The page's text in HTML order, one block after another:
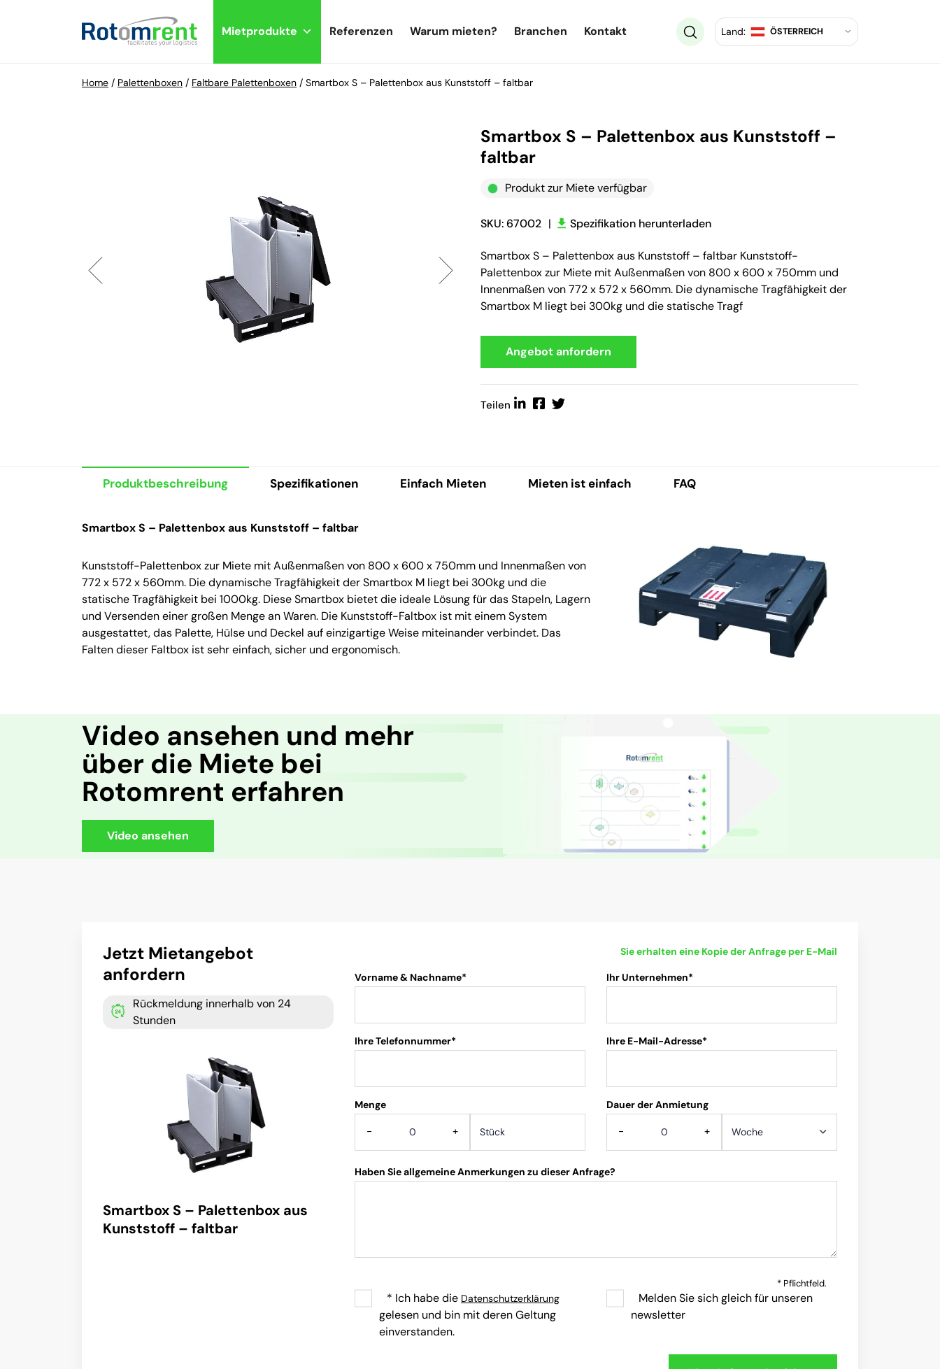
Mietprodukte Referenzen Warum mieten? Branchen Kontakt Land: ÖSTERREICH
Home / Palettenboxen / Faltbare Palettenboxen / Smartbox S – Palettenbox aus Kunststoff – faltbar
Smartbox S – Palettenbox aus Kunststoff –
faltbar
Produkt zur Miete verfügbar
SKU: 67002 | Spezifikation herunterladen
Smartbox S – Palettenbox aus Kunststoff – faltbar Kunststoff-
Palettenbox zur Miete mit Außenmaßen von 800 x 600 x 750mm und
Innenmaßen von 772 x 572 x 560mm. Die dynamische Tragfähigkeit der
Smartbox M liegt bei 300kg und die statische Tragf
Angebot anfordern
Teilen
Produktbeschreibung Spezifikationen Einfach Mieten Mieten ist einfach FAQ
Smartbox S – Palettenbox aus Kunststoff – faltbar
Kunststoff-Palettenbox zur Miete mit Außenmaßen von 800 x 600 x 750mm und Innenmaßen von
772 x 572 x 560mm. Die dynamische Tragfähigkeit der Smartbox M liegt bei 300kg und die
statische Tragfähigkeit bei 1000kg. Diese Smartbox bietet die ideale Lösung für das Stapeln, Lagern
und Versenden einer großen Menge an Waren. Die Kunststoff-Faltbox ist mit einem System
ausgestattet, das Palette, Hülse und Deckel auf einzigartige Weise miteinander verbindet. Das
Falten dieser Faltbox ist sehr einfach, sicher und ergonomisch.
Video ansehen und mehr
über die Miete bei
Rotomrent erfahren
Video ansehen
Jetzt Mietangebot
anfordern
Rückmeldung innerhalb von 24
Stunden
Smartbox S – Palettenbox aus
Kunststoff – faltbar
Sie erhalten eine Kopie der Anfrage per E-Mail
Vorname & Nachname* Ihr Unternehmen*
Ihre Telefonnummer* Ihre E-Mail-Adresse*
Menge
- +
Dauer der Anmietung
- +
Haben Sie allgemeine Anmerkungen zu dieser Anfrage?
* Pflichtfeld.
* Ich habe die Datenschutzerklärung
gelesen und bin mit deren Geltung
einverstanden.
Melden Sie sich gleich für unseren
newsletter